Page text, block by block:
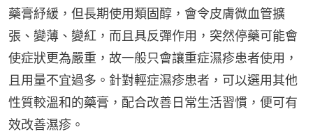
藥膏紓緩，但長期使用類固醇，會令皮膚微血管擴
張、變薄、變紅，而且具反彈作用，突然停藥可能會
使症狀更為嚴重，故一般只會讓重症濕疹患者使用，
且用量不宜過多。針對輕症濕疹患者，可以選用其他
性質較溫和的藥膏，配合改善日常生活習慣，便可有
效改善濕疹。